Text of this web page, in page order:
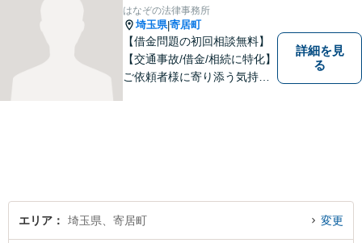
はなぞの法律事務所
埼玉県|寄居町
【借金問題の初回相談無料】
【交通事故/借金/相続に特化】
ご依頼者様に寄り添う気持ち
詳細を見
る
エリア 埼玉県、寄居町 変更